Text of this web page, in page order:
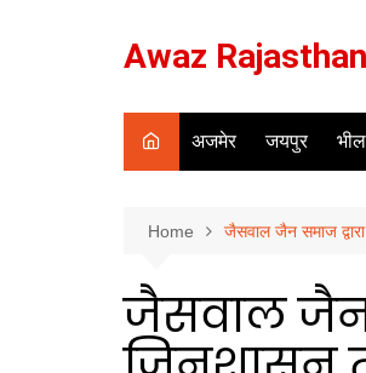
Awaz
अजमेर जयपुर
Home जैसवाल जैन समाज
जैसवाल जैन